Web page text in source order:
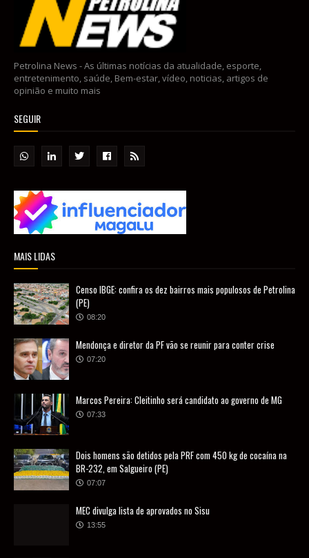
Petrolina News - As últimas notícias da atualidade, esporte,
entretenimento, saúde, Bem-estar, vídeo, noticias, artigos de
opinião e muito mais
SEGUIR
MAIS LIDAS
Censo IBGE: confira os dez bairros mais populosos de Petrolina
(PE)
08:20
Mendonça e diretor da PF vão se reunir para conter crise
07:20
Marcos Pereira: Cleitinho será candidato ao governo de MG
07:33
Dois homens são detidos pela PRF com 450 kg de cocaína na
BR-232, em Salgueiro (PE)
07:07
MEC divulga lista de aprovados no Sisu
13:55